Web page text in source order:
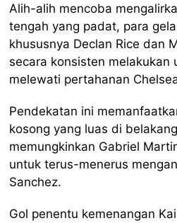
Alih-alih mencoba
tengah yang padat, para
khususnya Declan Rice dan
secara konsisten melakukan
melewati pertahanan
Pendekatan ini
kosong yang luas di
memungkinkan Gabriel
untuk terus-menerus
Sanchez.
Gol penentu kemenangan